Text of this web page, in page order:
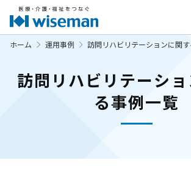
ホーム 運用事例 訪問リハビリテーションに関
訪問リハビリテーシ
る事例一覧